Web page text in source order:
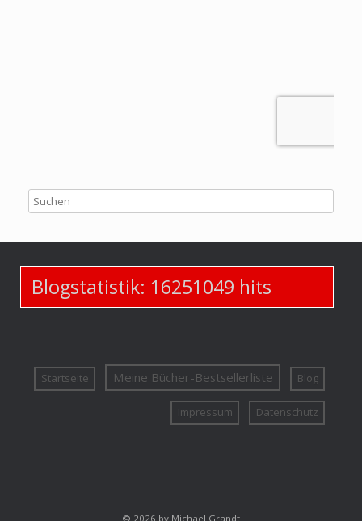
Blogstatistik: 16251049 hits
Startseite Meine Bücher-Bestsellerliste Blog
Impressum Datenschutz
© 2026 by Michael Grandt